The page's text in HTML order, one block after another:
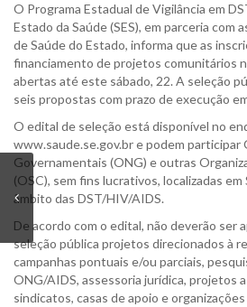
O Programa Estadual de Vigilância em
Estado da Saúde (SES), em parceria com
de Saúde do Estado, informa que as
financiamento de projetos comunitários
abertas até este sábado, 22. A seleção
seis propostas com prazo de execução
O edital de seleção está disponível no
www.saude.se.gov.br e podem participar
Governamentais (ONG) e outras
(OSC), sem fins lucrativos, localizadas
âmbito das DST/HIV/AIDS.
De acordo com o edital, não deverão ser
seleção pública projetos direcionados à
campanhas pontuais e/ou parciais,
ONG/AIDS, assessoria jurídica, projetos
sindicatos, casas de apoio e